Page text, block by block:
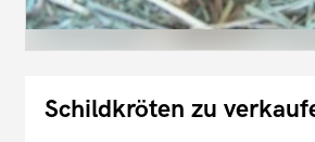
Schildkröten zu